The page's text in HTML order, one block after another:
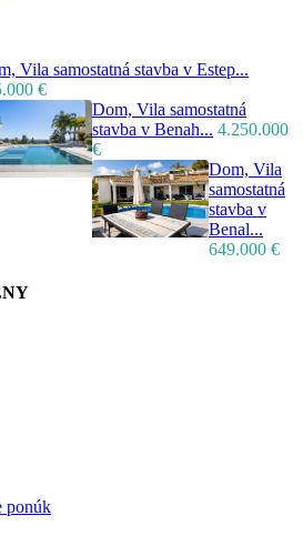
Vila samostatná stavba v Estep...
€
Dom, Vila samostatná
stavba v Benah... 4.250.000
€
Dom, Vila
samostatná
stavba v
Benal...
649.000 €
ponúk